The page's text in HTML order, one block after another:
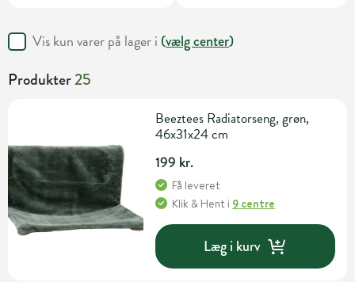
Vis kun varer på lager i (vælg center)
Produkter25
Beeztees Radiatorseng, grøn,
46x31x24 cm
199 kr.
Få leveret
Klik & Hent i 9 centre
Læg i kurv